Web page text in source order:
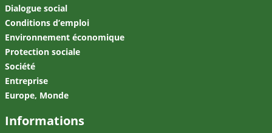
Dialogue social
Conditions d’emploi
Environnement économique
Protection sociale
Société
Entreprise
Europe, Monde
Informations